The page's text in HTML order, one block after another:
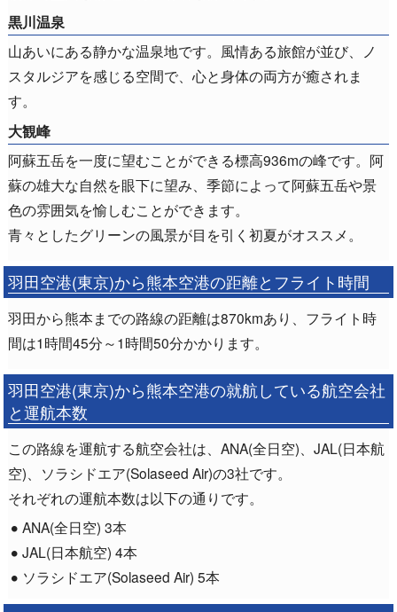
黒川温泉
山あいにある静かな温泉地です。風情ある旅館が並び、ノ
スタルジアを感じる空間で、心と身体の両方が癒されま
す。
大観峰
阿蘇五岳を一度に望むことができる標高936mの峰です。阿
蘇の雄大な自然を眼下に望み、季節によって阿蘇五岳や景
色の雰囲気を愉しむことができます。
青々としたグリーンの風景が目を引く初夏がオススメ。
羽田空港(東京)から熊本空港の距離とフライト時間
羽田から熊本までの路線の距離は870kmあり、フライト時
間は1時間45分～1時間50分かかります。
羽田空港(東京)から熊本空港の就航している航空会社
と運航本数
この路線を運航する航空会社は、ANA(全日空)、JAL(日本航
空)、ソラシドエア(Solaseed Air)の3社です。
それぞれの運航本数は以下の通りです。
ANA(全日空) 3本
JAL(日本航空) 4本
ソラシドエア(Solaseed Air) 5本